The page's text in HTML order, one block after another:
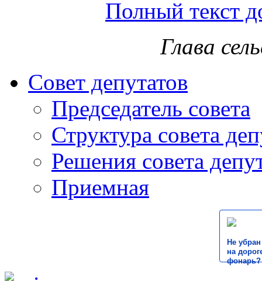
Полный текст
Глава
Совет депутатов
Председатель совета
Структура совета
Решения совета
Приемная
Не
на
фонарь?